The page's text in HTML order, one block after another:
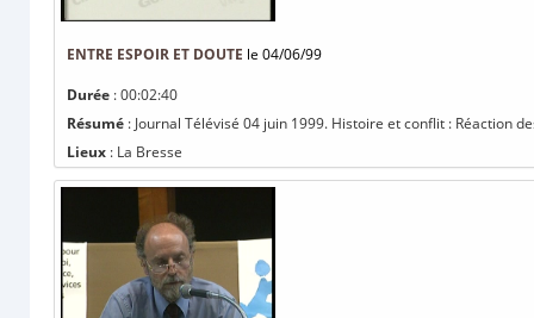
ENTRE ESPOIR ET DOUTE le 04/06/99
Durée : 00:02:40
Résumé : Journal Télévisé 04 juin 1999. Histoire et conflit : Réaction
Lieux : La Bresse